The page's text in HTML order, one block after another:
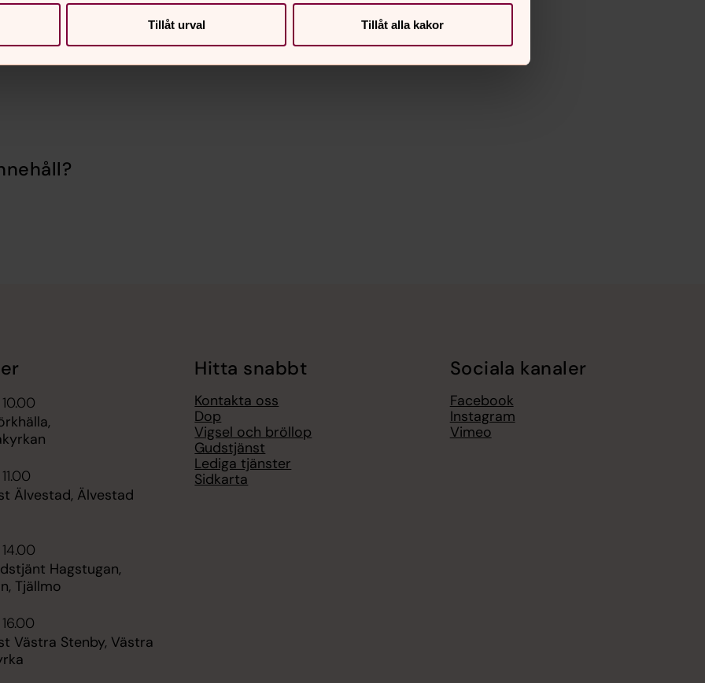
Tillåt urval Tillåt alla kakor
personuppgifter. För information
se
startsidan för denna
till oss och vårt dataskyddsombud.
Älvestad, Älvestad
Hagstugan,
Tjällmo
Västra Stenby, Västra
Hitta snabbt
Kontakta oss
Dop
Vigsel och bröllop
Gudstjänst
Lediga tjänster
Sidkarta
Sociala kanaler
Facebook
Instagram
Vimeo